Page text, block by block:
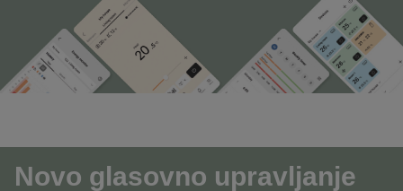
Novo glasovno upravljanje